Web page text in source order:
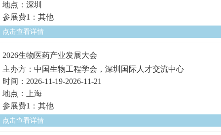
地点：深圳
参展费1：其他
点击查看详情
2026生物医药产业发展大会
主办方：中国生物工程学会，深圳国际人才交流中心
时间：2026-11-19-2026-11-21
地点：上海
参展费1：其他
点击查看详情